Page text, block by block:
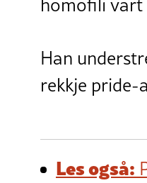
Han
rekkje pride-
Les også: